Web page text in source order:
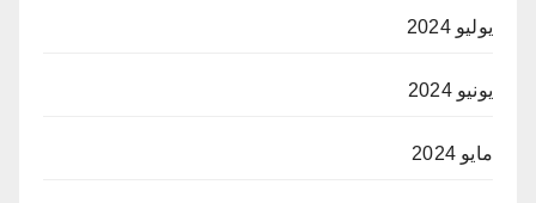
يوليو 2024
يونيو 2024
مايو 2024